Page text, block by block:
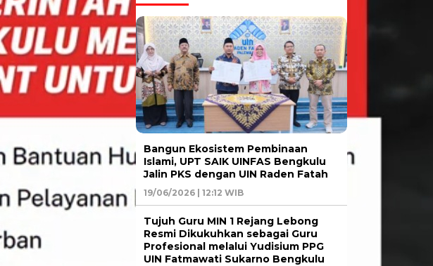
Bangun Ekosistem Pembinaan
Islami, UPT SAIK UINFAS Bengkulu
Jalin PKS dengan UIN Raden Fatah
19/06/2026 | 12:12 WIB
Tujuh Guru MIN 1 Rejang Lebong
Resmi Dikukuhkan sebagai Guru
Profesional melalui Yudisium PPG
UIN Fatmawati Sukarno Bengkulu